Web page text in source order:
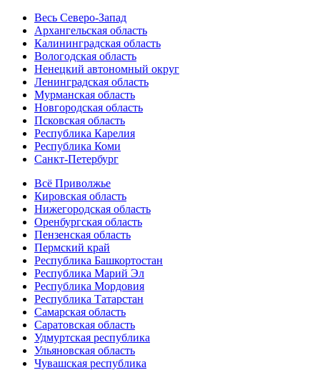
Весь Северо-Запад
Архангельская область
Калининградская область
Вологодская область
Ненецкий автономный округ
Ленинградская область
Мурманская область
Новгородская область
Псковская область
Республика Карелия
Республика Коми
Санкт-Петербург
Всё Приволжье
Кировская область
Нижегородская область
Оренбургская область
Пензенская область
Пермский край
Республика Башкортостан
Республика Марий Эл
Республика Мордовия
Республика Татарстан
Самарская область
Саратовская область
Удмуртская республика
Ульяновская область
Чувашская республика